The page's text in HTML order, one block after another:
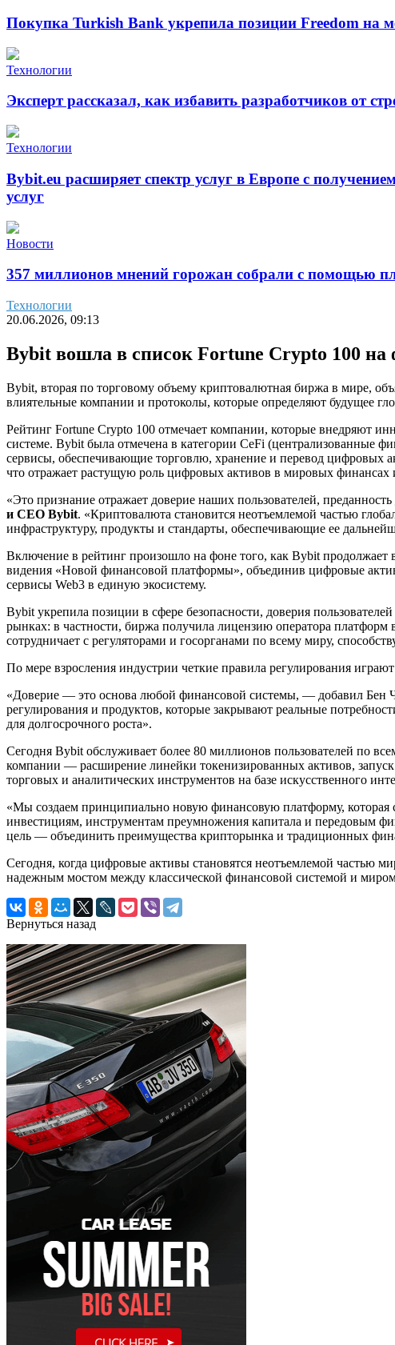
Покупка Turkish Bank укрепила позиции Freedom на
Технологии
Эксперт рассказал, как избавить разработчиков от
Технологии
Bybit.eu расширяет спектр услуг в Европе с
услуг
Новости
357 миллионов мнений горожан собрали с помощью
Технологии
20.06.2026, 09:13
Bybit вошла в список Fortune Crypto 100
Bybit, вторая по торговому объему криптовалютная биржа в мире,
влиятельные компании и протоколы, которые определяют будущее
Рейтинг Fortune Crypto 100 отмечает компании, которые внедряют
системе. Bybit была отмечена в категории CeFi (централизованные
сервисы, обеспечивающие торговлю, хранение и перевод цифровых
что отражает растущую роль цифровых активов в мировых
«Это признание отражает доверие наших пользователей,
и CEO Bybit. «Криптовалюта становится неотъемлемой частью
инфраструктуру, продукты и стандарты, обеспечивающие ее
Включение в рейтинг произошло на фоне того, как Bybit
видения «Новой финансовой платформы», объединив цифровые
сервисы Web3 в единую экосистему.
Bybit укрепила позиции в сфере безопасности, доверия
рынках: в частности, биржа получила лицензию оператора
сотрудничает с регуляторами и госорганами по всему миру,
По мере взросления индустрии четкие правила регулирования
«Доверие — это основа любой финансовой системы, — добавил Бен
регулирования и продуктов, которые закрывают реальные
для долгосрочного роста».
Сегодня Bybit обслуживает более 80 миллионов пользователей по
компании — расширение линейки токенизированных активов,
торговых и аналитических инструментов на базе искусственного
«Мы создаем принципиально новую финансовую платформу,
инвестициям, инструментам преумножения капитала и передовым
цель — объединить преимущества крипторынка и традиционных
Сегодня, когда цифровые активы становятся неотъемлемой частью
надежным мостом между классической финансовой системой и
Вернуться назад